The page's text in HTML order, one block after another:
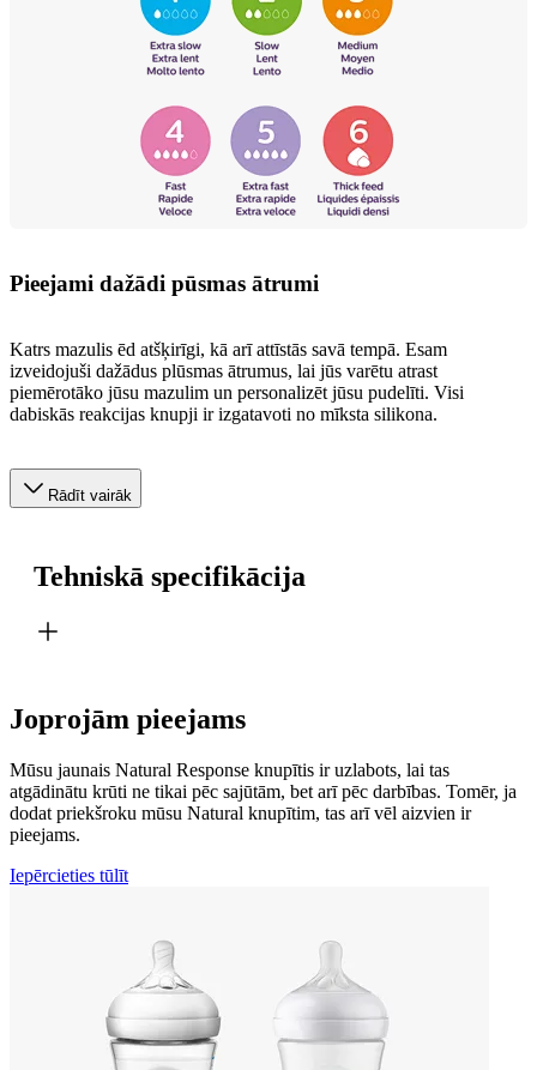
Pieejami dažādi pūsmas ātrumi
Katrs mazulis ēd atšķirīgi, kā arī attīstās savā tempā. Esam
izveidojuši dažādus plūsmas ātrumus, lai jūs varētu atrast
piemērotāko jūsu mazulim un personalizēt jūsu pudelīti. Visi
dabiskās reakcijas knupji ir izgatavoti no mīksta silikona.
Rādīt vairāk
Tehniskā specifikācija
Joprojām pieejams
Mūsu jaunais Natural Response knupītis ir uzlabots, lai tas
atgādinātu krūti ne tikai pēc sajūtām, bet arī pēc darbības. Tomēr, ja
dodat priekšroku mūsu Natural knupītim, tas arī vēl aizvien ir
pieejams.
Iepērcieties tūlīt